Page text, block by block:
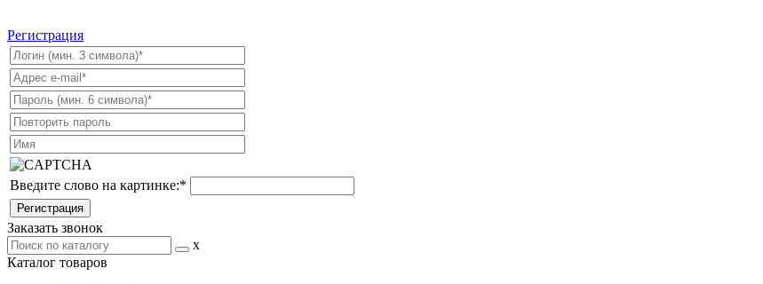
Регистрация
Введите слово на картинке:*
Заказать звонок
x
Каталог товаров